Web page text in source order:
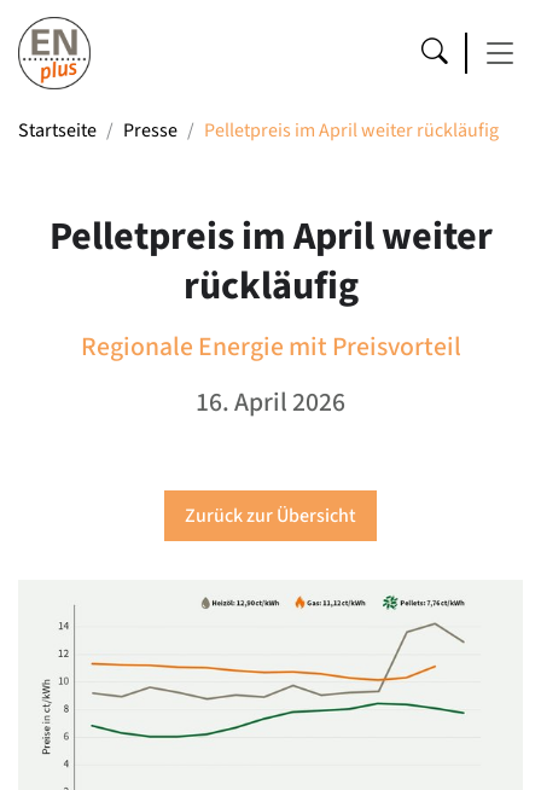
Startseite Presse Pelletpreis im April weiter rückläufig
Pelletpreis im April weiter
rückläufig
Regionale Energie mit Preisvorteil
16. April 2026
Zurück zur Übersicht